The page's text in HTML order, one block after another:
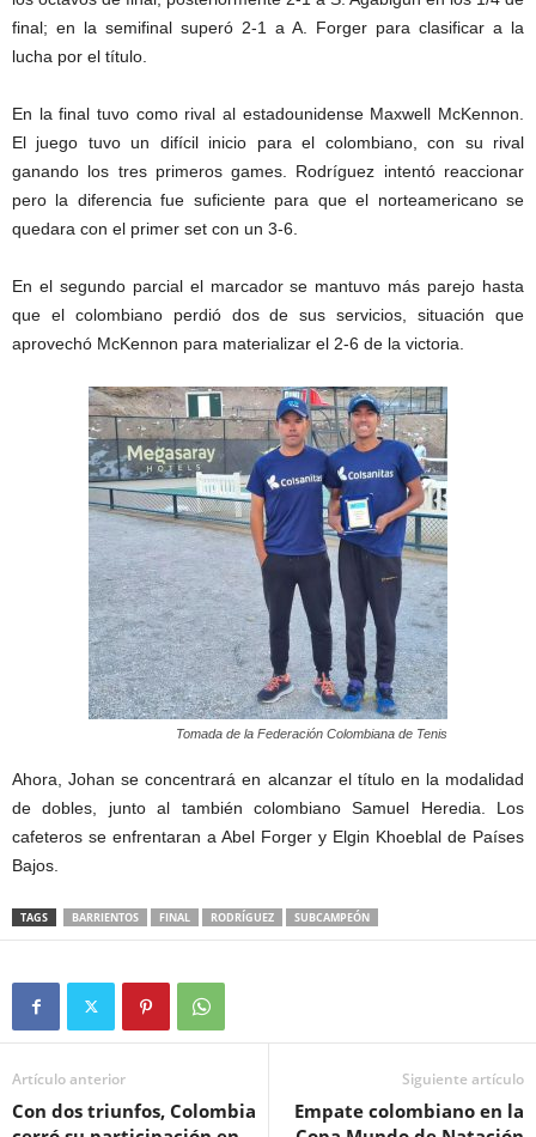
final; en la semifinal superó 2-1 a A. Forger para clasificar a la
lucha por el título.
En la final tuvo como rival al estadounidense Maxwell McKennon.
El juego tuvo un difícil inicio para el colombiano, con su rival
ganando los tres primeros games. Rodríguez intentó reaccionar
pero la diferencia fue suficiente para que el norteamericano se
quedara con el primer set con un 3-6.
En el segundo parcial el marcador se mantuvo más parejo hasta
que el colombiano perdió dos de sus servicios, situación que
aprovechó McKennon para materializar el 2-6 de la victoria.
Tomada de la Federación Colombiana de Tenis
Ahora, Johan se concentrará en alcanzar el título en la modalidad
de dobles, junto al también colombiano Samuel Heredia. Los
cafeteros se enfrentaran a Abel Forger y Elgin Khoeblal de Países
Bajos.
TAGS BARRIENTOS FINAL RODRÍGUEZ SUBCAMPEÓN
Artículo anterior
Con dos triunfos, Colombia
Siguiente artículo
Empate colombiano en la